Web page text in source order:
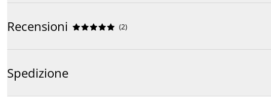
Recensioni 




 (2)
Spedizione